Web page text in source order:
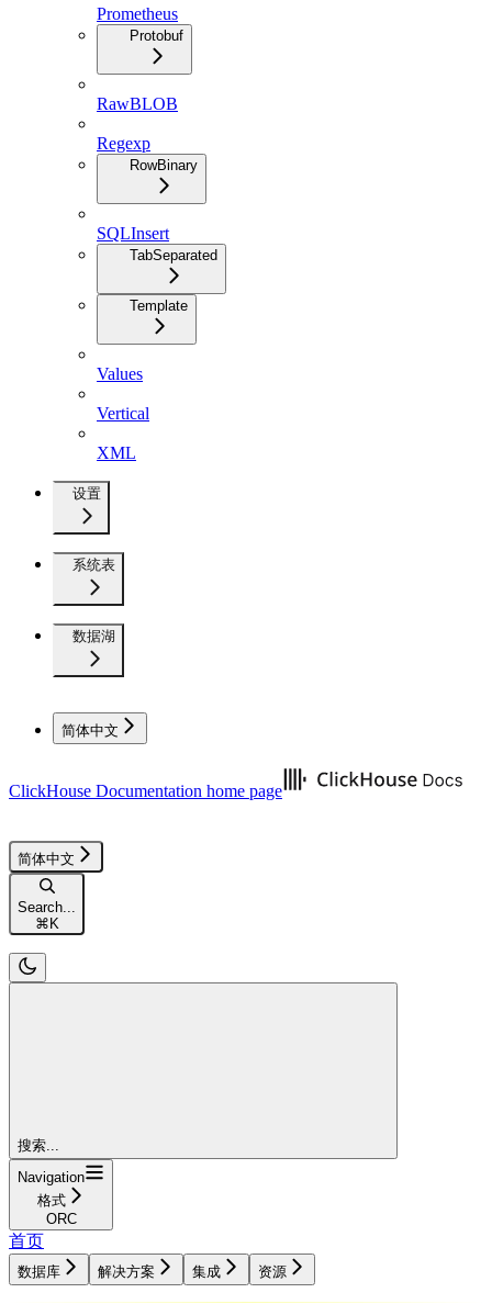
Prometheus
Protobuf
RawBLOB
Regexp
RowBinary
SQLInsert
TabSeparated
Template
Values
Vertical
XML
设置
系统表
数据湖
简体中文
ClickHouse Documentation home page
简体中文
Search...
⌘K
搜索...
Navigation
格式
ORC
首页
数据库 解决方案 集成 资源